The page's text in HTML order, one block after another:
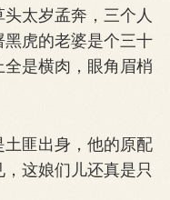
太岁孟奔，三个人
虎的老婆是个三十
是横肉，眼角眉梢
匪出身，他的原配
这娘们儿还真是只